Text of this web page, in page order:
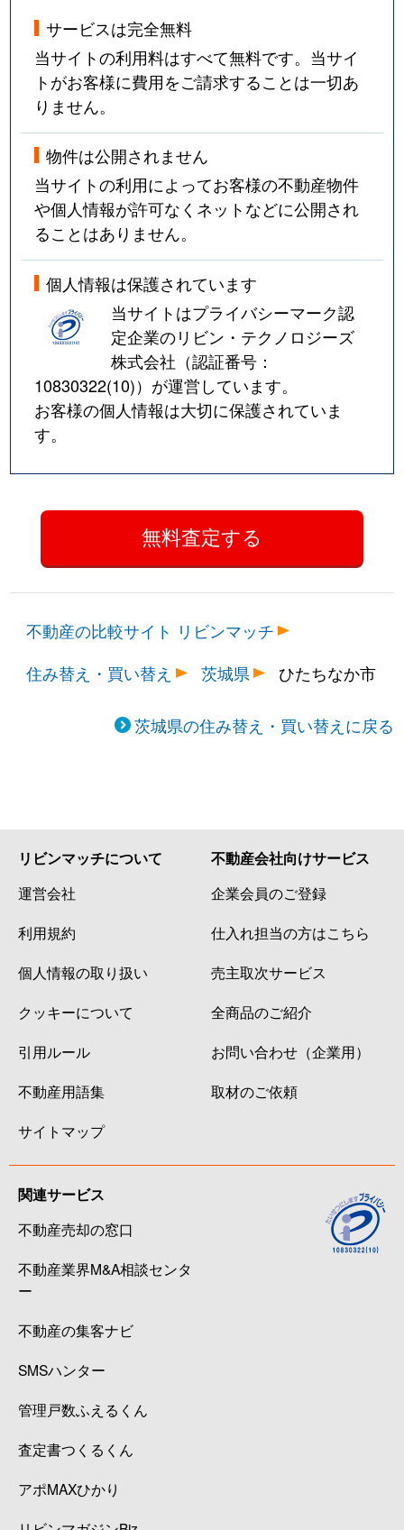
サービスは完全無料
当サイトの利用料はすべて無料です。当サイ
トがお客様に費用をご請求することは一切あ
りません。
物件は公開されません
当サイトの利用によってお客様の不動産物件
や個人情報が許可なくネットなどに公開され
ることはありません。
個人情報は保護されています
当サイトはプライバシーマーク認
定企業のリビン・テクノロジーズ
株式会社（認証番号：
10830322(10)）が運営しています。
お客様の個人情報は大切に保護されていま
す。
不動産の比較サイト リビンマッチ
住み替え・買い替え
茨城県 ひたちなか市
茨城県の住み替え・買い替えに戻る
リビンマッチについて
運営会社
利用規約
個人情報の取り扱い
クッキーについて
引用ルール
不動産用語集
サイトマップ
不動産会社向けサービス
企業会員のご登録
仕入れ担当の方はこちら
売主取次サービス
全商品のご紹介
お問い合わせ（企業用）
取材のご依頼
関連サービス
不動産売却の窓口
不動産業界M&A相談センタ
ー
不動産の集客ナビ
SMSハンター
管理戸数ふえるくん
査定書つくるくん
アポMAXひかり